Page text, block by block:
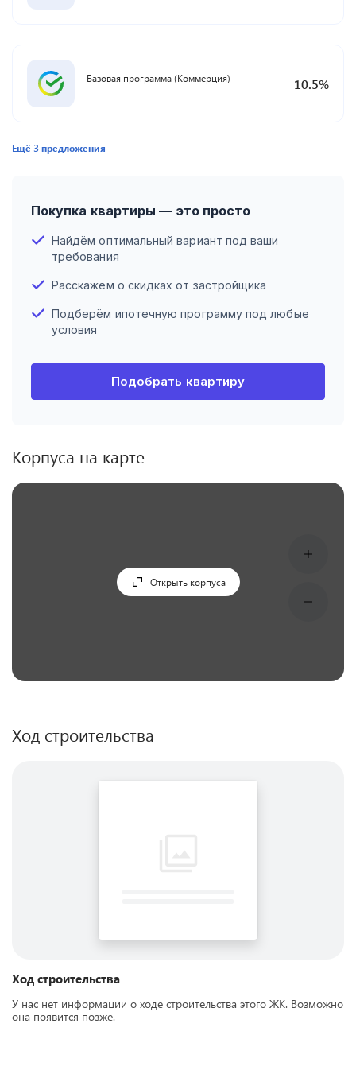
Базовая программа (Коммерция) 10.5%
Ещё3предложения
Покупка квартиры — это просто
Найдём оптимальный вариант под ваши
требования
Расскажем о скидках от застройщика
Подберём ипотечную программу под любые
условия
Подобрать квартиру
Корпуса на карте
Открыть корпуса
Ход строительства
Ход строительства
У нас нет информации о ходе строительства этого ЖК. Возможно
она появится позже.